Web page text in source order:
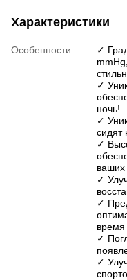
Характеристики
Особенности
✓
✓
ночь!
✓
сидят
✓
ваших
✓
✓
время
✓
✓